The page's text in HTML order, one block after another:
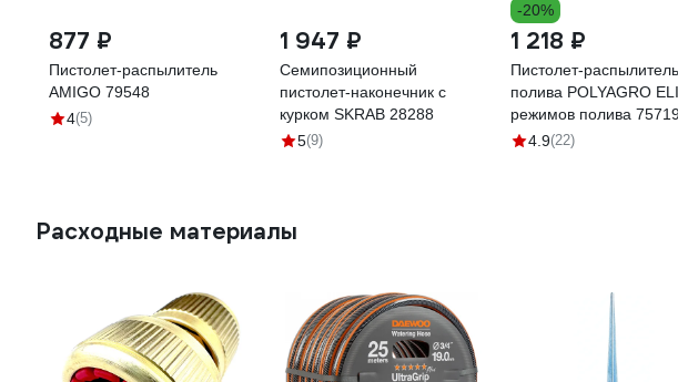
877 ₽
Пистолет-распылитель
AMIGO 79548
4(5)
1 947 ₽
Семипозиционный
пистолет-наконечник с
курком SKRAB 28288
5(9)
-20%
1 218 ₽
Пистолет-
полива POLYAGRO
режимов полива
4.9(22)
Расходные материалы